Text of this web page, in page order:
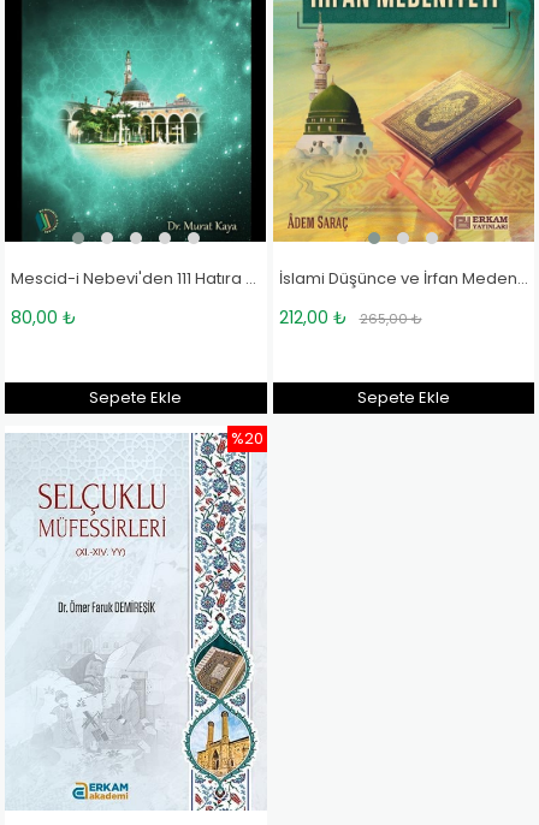
Mescid-i Nebevi'den 111 Hatıra - Doç. Dr. Murat Kaya
80,00 ₺
Sepete Ekle
İslami Düşünce ve İrfan Medeniyeti - Adem Saraç
212,00 ₺ 265,00 ₺
Sepete Ekle
%20